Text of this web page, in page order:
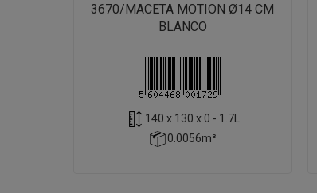
3670/MACETA MOTION Ø14 CM
BLANCO
140 x 130 x 0 - 1.7L
0.0056m³